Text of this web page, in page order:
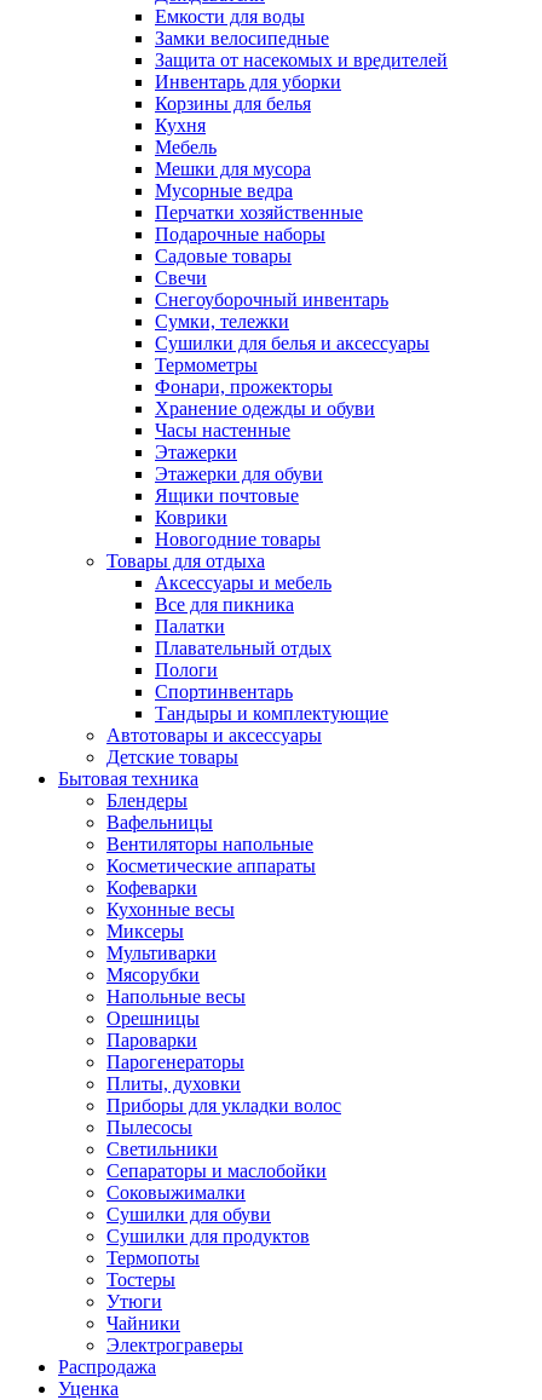
Емкости для воды
Замки велосипедные
Защита от насекомых и вредителей
Инвентарь для уборки
Корзины для белья
Кухня
Мебель
Мешки для мусора
Мусорные ведра
Перчатки хозяйственные
Подарочные наборы
Садовые товары
Свечи
Снегоуборочный инвентарь
Сумки, тележки
Сушилки для белья и аксессуары
Термометры
Фонари, прожекторы
Хранение одежды и обуви
Часы настенные
Этажерки
Этажерки для обуви
Ящики почтовые
Коврики
Новогодние товары
Товары для отдыха
Аксессуары и мебель
Все для пикника
Палатки
Плавательный отдых
Пологи
Спортинвентарь
Тандыры и комплектующие
Автотовары и аксессуары
Детские товары
Бытовая техника
Блендеры
Вафельницы
Вентиляторы напольные
Косметические аппараты
Кофеварки
Кухонные весы
Миксеры
Мультиварки
Мясорубки
Напольные весы
Орешницы
Пароварки
Парогенераторы
Плиты, духовки
Приборы для укладки волос
Пылесосы
Светильники
Сепараторы и маслобойки
Соковыжималки
Сушилки для обуви
Сушилки для продуктов
Термопоты
Тостеры
Утюги
Чайники
Электрограверы
Распродажа
Уценка